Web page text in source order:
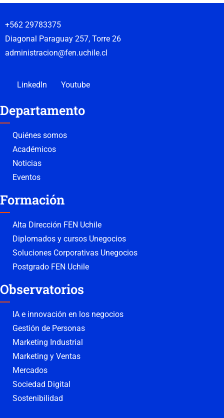
+562 29783375
Diagonal Paraguay 257, Torre 26
administracion@fen.uchile.cl
LinkedIn Youtube
Departamento
Quiénes somos
Académicos
Noticias
Eventos
Formación
Alta Dirección FEN Uchile
Diplomados y cursos Unegocios
Soluciones Corporativas Unegocios
Postgrado FEN Uchile
Observatorios
IA e innovación en los negocios
Gestión de Personas
Marketing Industrial
Marketing y Ventas
Mercados
Sociedad Digital
Sostenibilidad